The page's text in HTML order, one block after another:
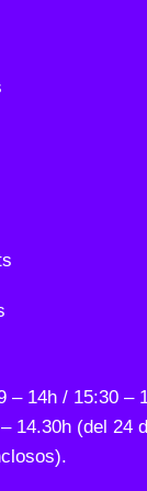
– 14h / 15:30 –
14.30h (del 24